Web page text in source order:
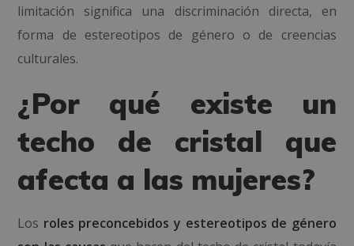
limitación significa una discriminación directa, en
forma de estereotipos de género o de creencias
culturales.
¿Por qué existe un
techo de cristal que
afecta a las mujeres?
Los roles preconcebidos y estereotipos de género